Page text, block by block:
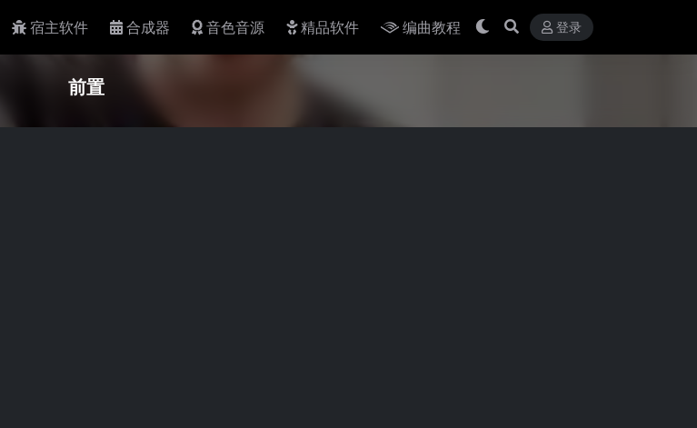
宿主软件 合成器 音色音源 精品软件 编曲教程 登录
前置